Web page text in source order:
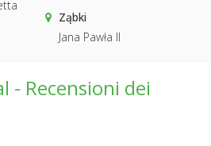
Ząbki
Jana Pawła II
- Recensioni dei